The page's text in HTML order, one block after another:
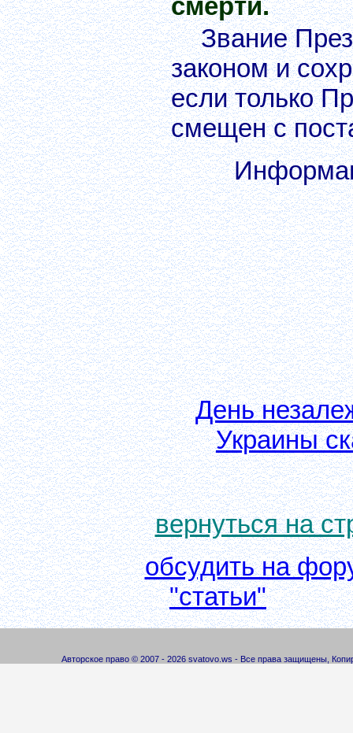
Звание
законом и
если только
смещен с
День
Украины
вернуться на
обсудить на
"статьи"
Авторское право © 2007 - 2026 svatovo.ws - Все права защищены,